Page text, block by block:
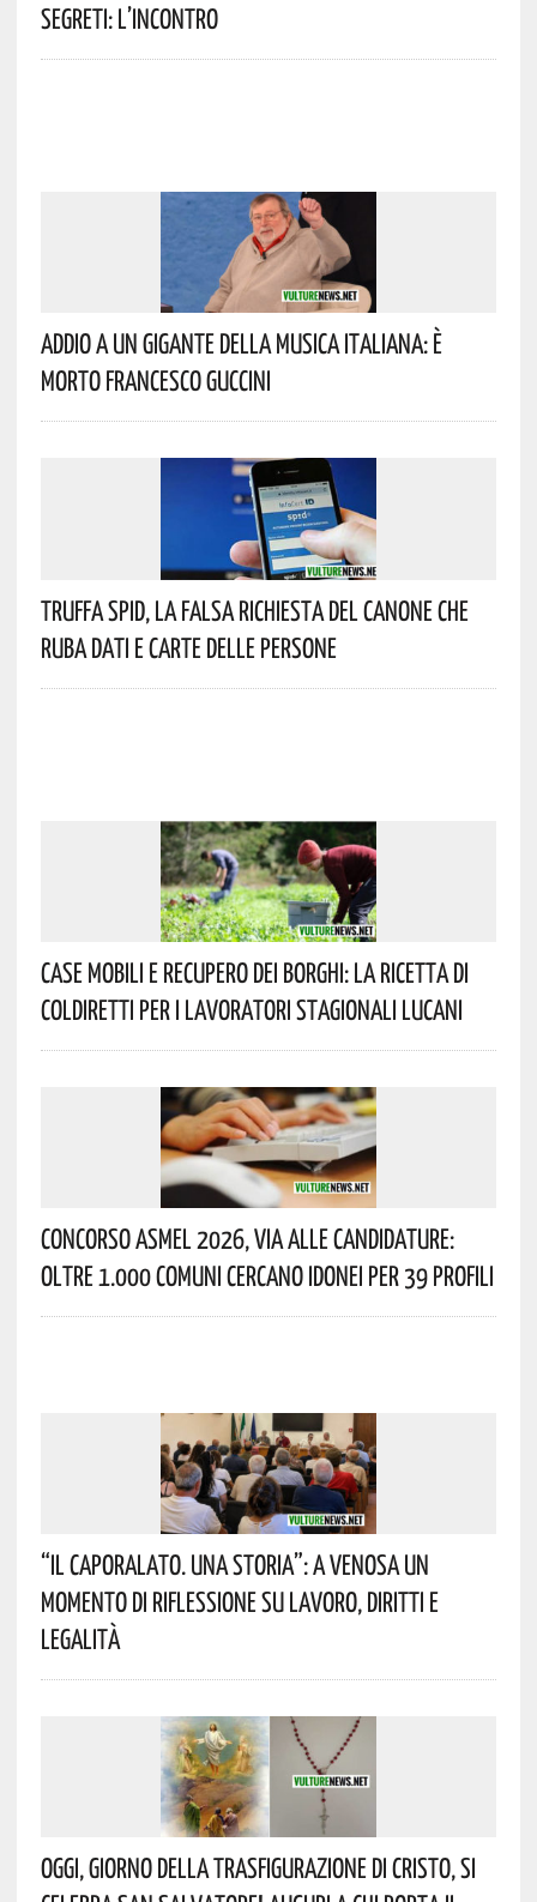
Segreti: L’incontro
Addio A Un Gigante Della Musica Italiana: È
Morto Francesco Guccini
Truffa Spid, La Falsa Richiesta Del Canone Che
Ruba Dati E Carte Delle Persone
Case Mobili E Recupero Dei Borghi: La Ricetta Di
Coldiretti Per I Lavoratori Stagionali Lucani
Concorso Asmel 2026, Via Alle Candidature:
Oltre 1.000 Comuni Cercano Idonei Per 39 Profili
“Il Caporalato. Una Storia”: A Venosa Un
Momento Di Riflessione Su Lavoro, Diritti E
Legalità
Oggi, Giorno Della Trasfigurazione Di Cristo, Si